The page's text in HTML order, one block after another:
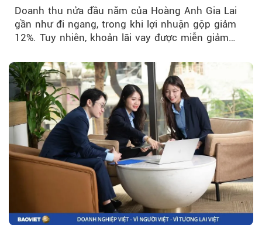
Doanh thu nửa đầu năm của Hoàng Anh Gia Lai
gần như đi ngang, trong khi lợi nhuận gộp giảm
12%. Tuy nhiên, khoản lãi vay được miễn giảm